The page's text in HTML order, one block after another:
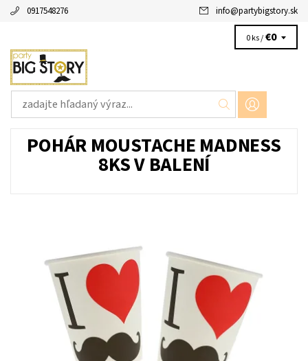
0917548276 info@partybigstory.sk
0 ks /€0
POHÁR MOUSTACHE MADNESS
8KS V BALENÍ